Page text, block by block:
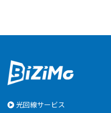
光回線サービス